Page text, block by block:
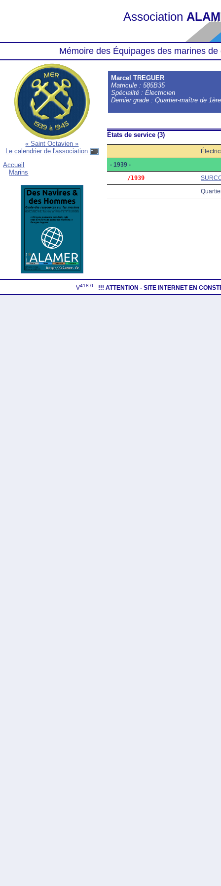
Association
Mémoire des Équipages des marines
« Saint Octavien »
Le calendrier de l'association
Accueil
Marins
Marcel TREGUER
Matricule : 585B35
Spécialité : Électricien
Dernier grade : Quartier-maître de
États de service (3)
- 1939 -
     /1939
V418.0 - !!! ATTENTION - SITE INTERNET EN